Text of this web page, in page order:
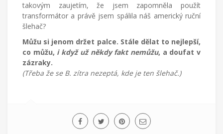
takovým zaujetím, že jsem zapomněla použít
transformátor a právě jsem spálila náš americký ruční
šlehač?
Můžu si jenom držet palce. Stále dělat to nejlepší,
co můžu, i když už někdy fakt nemůžu, a doufat v
zázraky.
(Třeba že se B. zítra nezeptá, kde je ten šlehač.)